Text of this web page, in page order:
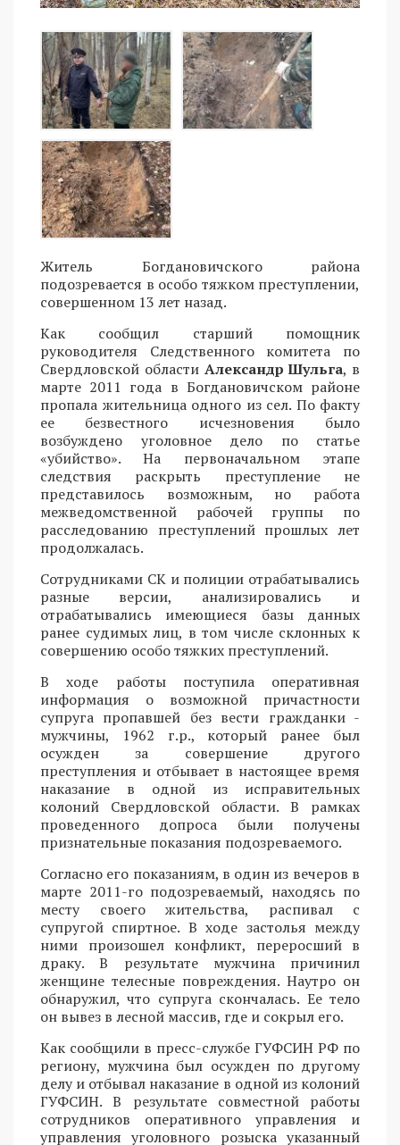
Житель Богдановичского района
подозревается в особо тяжком преступлении,
совершенном 13 лет назад.
Как сообщил старший помощник
руководителя Следственного комитета по
Свердловской области Александр Шульга, в
марте 2011 года в Богдановичском районе
пропала жительница одного из сел. По факту
ее безвестного исчезновения было
возбуждено уголовное дело по статье
«убийство». На первоначальном этапе
следствия раскрыть преступление не
представилось возможным, но работа
межведомственной рабочей группы по
расследованию преступлений прошлых лет
продолжалась.
Сотрудниками СК и полиции отрабатывались
разные версии, анализировались и
отрабатывались имеющиеся базы данных
ранее судимых лиц, в том числе склонных к
совершению особо тяжких преступлений.
В ходе работы поступила оперативная
информация о возможной причастности
супруга пропавшей без вести гражданки -
мужчины, 1962 г.р., который ранее был
осужден за совершение другого
преступления и отбывает в настоящее время
наказание в одной из исправительных
колоний Свердловской области. В рамках
проведенного допроса были получены
признательные показания подозреваемого.
Согласно его показаниям, в один из вечеров в
марте 2011-го подозреваемый, находясь по
месту своего жительства, распивал с
супругой спиртное. В ходе застолья между
ними произошел конфликт, переросший в
драку. В результате мужчина причинил
женщине телесные повреждения. Наутро он
обнаружил, что супруга скончалась. Ее тело
он вывез в лесной массив, где и сокрыл его.
Как сообщили в пресс-службе ГУФСИН РФ по
региону, мужчина был осужден по другому
делу и отбывал наказание в одной из колоний
ГУФСИН. В результате совместной работы
сотрудников оперативного управления и
управления уголовного розыска указанный